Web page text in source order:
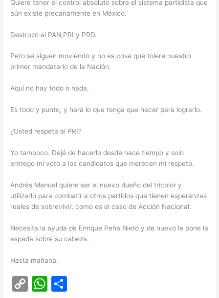
Quiere tener el control absoluto sobre el sistema partidista que
aún existe precariamente en México.
Destrozó al PAN,PRI y PRD.
Pero se siguen moviendo y no es cosa que tolere nuestro
primer mandatario de la Nación.
Aquí no hay todo o nada.
Es todo y punto, y hará lo que tenga que hacer para lograrlo.
¿Usted respeta al PRI?
Yo tampoco. Dejé de hacerlo desde hace tiempo y solo
entrego mi voto a los candidatos que merecen mi respeto.
Andrés Manuel quiere ser el nuevo dueño del tricolor y
utilizarlo para combatir a otros partidos que tienen esperanzas
reales de sobrevivir, como es el caso de Acción Nacional.
Necesita la ayuda de Enrique Peña Nieto y de nuevo le pone la
espada sobre su cabeza.
Hasta mañana.
C
W